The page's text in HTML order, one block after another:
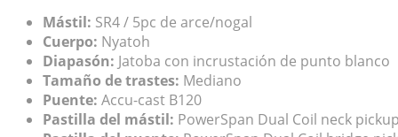
Mástil: SR4 / 5pc de arce/nogal
Cuerpo: Nyatoh
Diapasón: Jatoba con incrustación de punto blanco
Tamaño de trastes: Mediano
Puente: Accu-cast B120
Pastilla del mástil: PowerSpan Dual Coil neck